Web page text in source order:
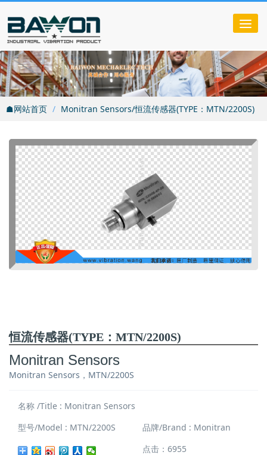
☗网站首页 Monitran Sensors/恒流传感器(TYPE：MTN/2200S)
恒流传感器(TYPE：MTN/2200S)
Monitran Sensors
Monitran Sensors，MTN/2200S
名称 /Title : Monitran Sensors
型号/Model : MTN/2200S
品牌/Brand : Monitran
点击：6955